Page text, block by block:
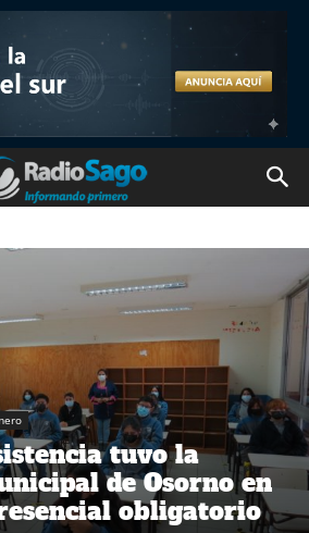
tuvo la
de Osorno en
obligatorio